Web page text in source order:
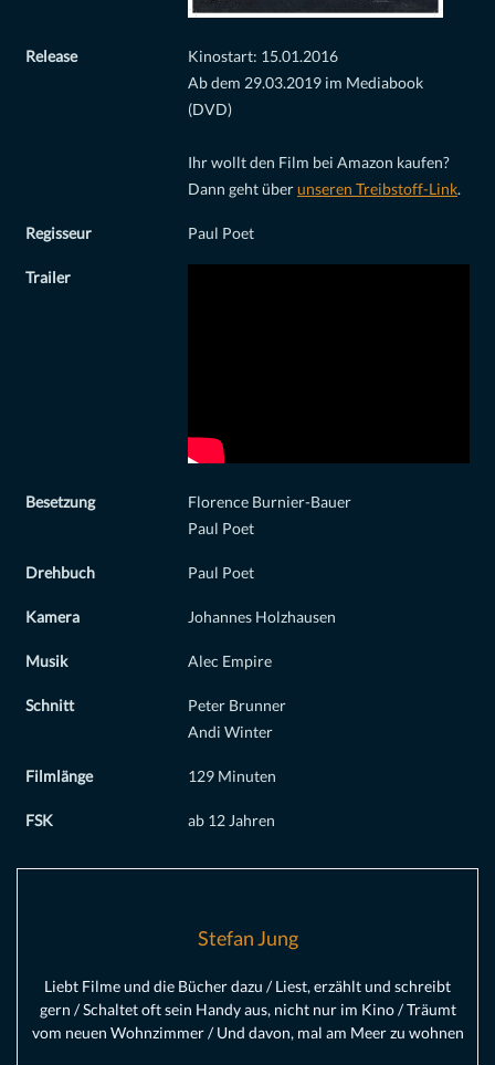
Release
Kinostart: 15.01.2016
Ab dem 29.03.2019 im Mediabook
(DVD)
Ihr wollt den Film bei Amazon kaufen?
Dann geht überunseren Treibstoff-Link.
Regisseur Paul Poet
Trailer
Besetzung
Florence Burnier-Bauer
Paul Poet
Drehbuch Paul Poet
Kamera Johannes Holzhausen
Musik Alec Empire
Schnitt
Peter Brunner
Andi Winter
Filmlänge 129 Minuten
FSK ab 12 Jahren
Stefan Jung
Liebt Filme und die Bücher dazu / Liest, erzählt und schreibt
gern / Schaltet oft sein Handy aus, nicht nur im Kino / Träumt
vom neuen Wohnzimmer / Und davon, mal am Meer zu wohnen